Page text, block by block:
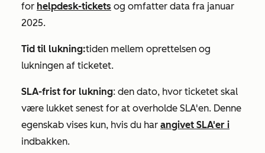
for helpdesk-tickets og omfatter data fra januar
2025.
Tid til lukning:tiden mellem oprettelsen og
lukningen af ticketet.
SLA-frist for lukning: den dato, hvor ticketet skal
være lukket senest for at overholde SLA'en. Denne
egenskab vises kun, hvis du har angivet SLA'er i
indbakken.